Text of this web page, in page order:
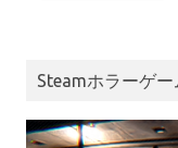
Steamホラーゲー